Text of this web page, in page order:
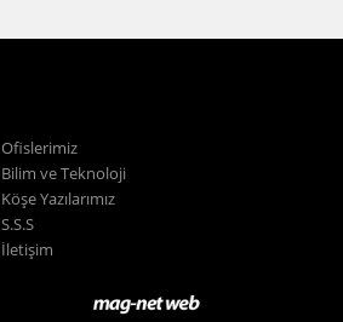
Ofislerimiz
Bilim ve Teknoloji
Köşe Yazılarımız
S.S.S
İletişim